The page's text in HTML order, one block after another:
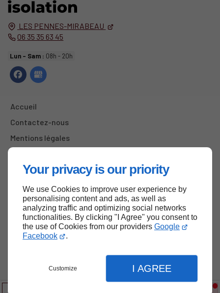
Your privacy is our priority
We use Cookies to improve user experience by
personalising content and ads, as well as
analyzing traffic and optimizing social networks
functionalities. By clicking "I Agree" you consent to
the use of Cookies from our providers Google
Facebook
.
Customize I AGREE
LES PENNES-MIRABEAU
06 35 35 63 45
Lun - Sam : 08h - 20h
Accueil
Contactez-nous
Mentions légales
Haut de page